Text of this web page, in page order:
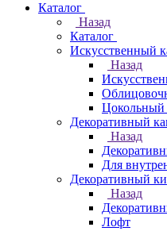
Каталог
Назад
Каталог
Искусственный
Назад
Цокольный
Декоративный
Назад
Для
Декоративный
Назад
Лофт